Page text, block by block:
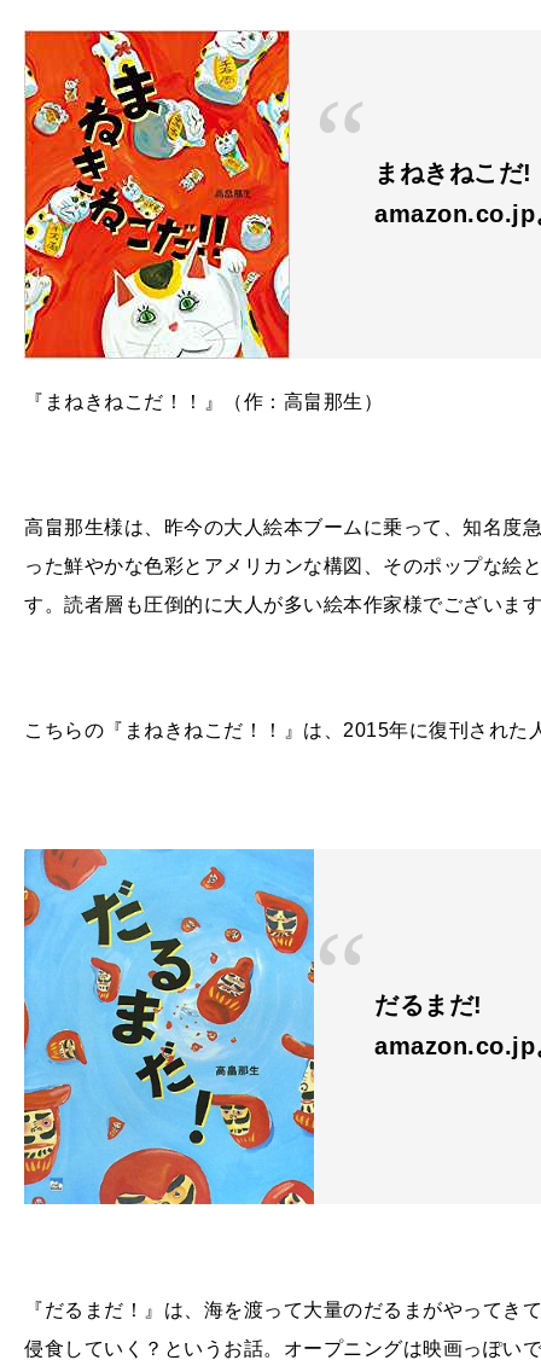
まねきねこだ!
amazon.co.jp
『まねきねこだ！！』（作：高畠那生）
高畠那生様は、昨今の大人絵本ブームに乗って、知名度
った鮮やかな色彩とアメリカンな構図、そのポップな絵
す。読者層も圧倒的に大人が多い絵本作家様でございま
こちらの『まねきねこだ！！』は、2015年に復刊され
だるまだ!
amazon.co.jp
『だるまだ！』は、海を渡って大量のだるまがやって
侵食していく？というお話。オープニングは映画っぽい